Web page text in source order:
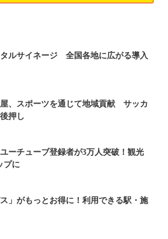
ルサイネージ 全国各地に広がる導入
、スポーツを通じて地域貢献 サッカ
押し
ーチューブ登録者が3万人突破！観光
プに
ス」がもっとお得に！利用できる駅・施